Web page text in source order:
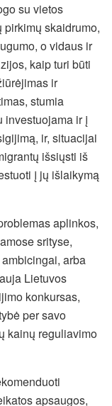
su vietos
skaidrumo,
o vidaus ir
kaip turi būti
ir
stumia
investuojama ir į
ir, situacijai
išsiųsti iš
į jų išlaikymą
aplinkos,
srityse,
arba
Lietuvos
konkursas,
per savo
kainų reguliavimo
apsaugos,